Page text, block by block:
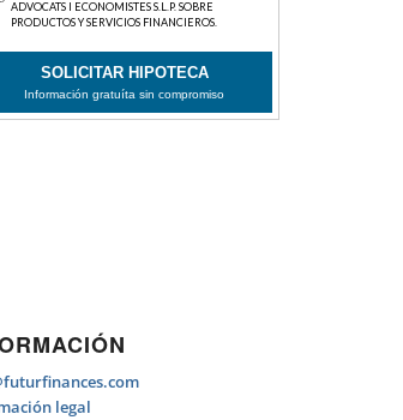
legal